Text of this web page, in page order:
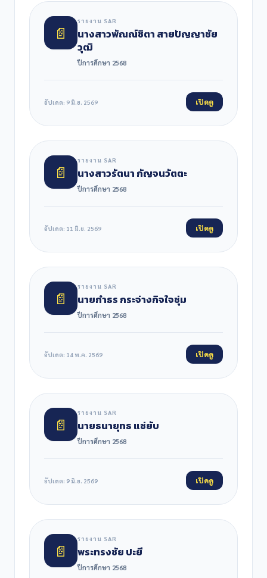
📄
รายงาน SAR
นางสาวพัณณ์ชิตา สายปัญญาชัย
วุฒิ
ปีการศึกษา 2568
อัปเดต: 9 มิ.ย. 2569 เปิดดู
📄
รายงาน SAR
นางสาวรัตนา กัญจนวัตตะ
ปีการศึกษา 2568
อัปเดต: 11 มิ.ย. 2569 เปิดดู
📄
รายงาน SAR
นายกำธร กระจ่างกิจใจชุ่ม
ปีการศึกษา 2568
อัปเดต: 14 พ.ค. 2569 เปิดดู
📄
รายงาน SAR
นายธนายุทธ แซ่ยับ
ปีการศึกษา 2568
อัปเดต: 9 มิ.ย. 2569 เปิดดู
📄
รายงาน SAR
พระทรงชัย ปะยี
ปีการศึกษา 2568